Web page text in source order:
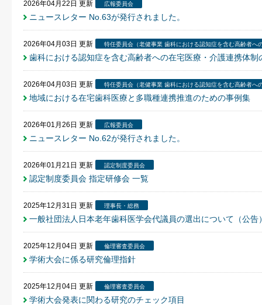
2026年04月22日 更新 広報委員会
ニュースレター No.63が発行されました。
2026年04月03日 更新 特任委員会（老健事業 歯科における認知症を含む高齢者へ
歯科における認知症を含む高齢者への在宅医療・介護連携体制
2026年04月03日 更新 特任委員会（老健事業 歯科における認知症を含む高齢者へ
地域における在宅歯科医療と多職種連携推進のための事例集
2026年01月26日 更新 広報委員会
ニュースレター No.62が発行されました。
2026年01月21日 更新 認定制度委員会
認定制度委員会 指定研修会 一覧
2025年12月31日 更新 理事長・総務
一般社団法人日本老年歯科医学会代議員の選出について（公告
2025年12月04日 更新 倫理審査委員会
学術大会に係る研究倫理指針
2025年12月04日 更新 倫理審査委員会
学術大会発表に関わる研究のチェック項目